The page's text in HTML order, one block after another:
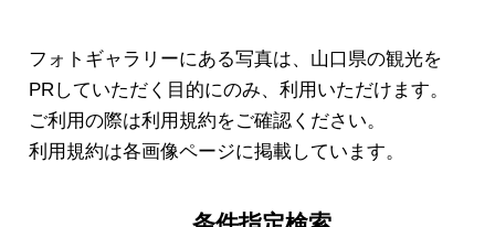
フォトギャラリーにある写真は、山口県の観光を
PRしていただく目的にのみ、利用いただけます。
ご利用の際は利用規約をご確認ください。
利用規約は各画像ページに掲載しています。